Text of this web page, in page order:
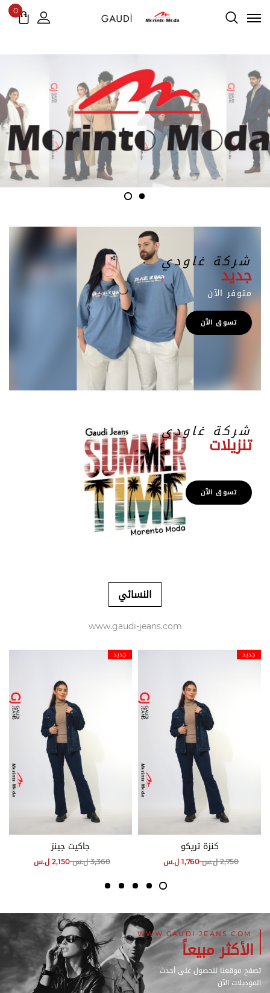
0
2
شركة غاودي
جديد
متوفر الآن
تسوق الآن
شركة غاودي
تنزيلات
تسوق الآن
النسائي
www.gaudi-jeans.com
جديد
كنزة تريكو
2,750ل.س1,760ل.س
جديد
جاكيت جينز
3,360ل.س2,150ل.س
WWW.GAUDI-JEANS.COM
الأكثر مبيعاً
تصفح موقعنا للحصول على أحدث
الموديلات الآن